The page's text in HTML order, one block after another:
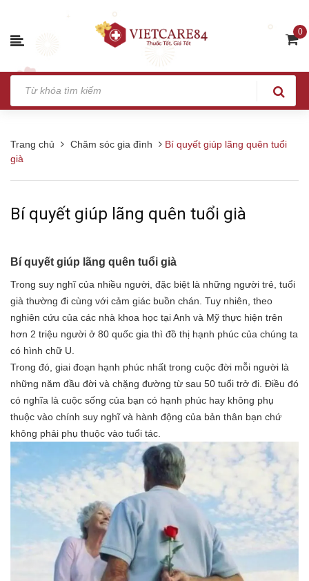
0
Trang chủ Chăm sóc gia đình
Bí quyết giúp lãng quên tuổi
già
Bí quyết giúp lãng quên tuổi già
Bí quyết giúp lãng quên tuổi già
Trong suy nghĩ của nhiều người, đặc biệt là những người trẻ, tuổi
già thường đi cùng với cảm giác buồn chán. Tuy nhiên, theo
nghiên cứu của các nhà khoa học tại Anh và Mỹ thực hiện trên
hơn 2 triệu người ở 80 quốc gia thì đồ thị hạnh phúc của chúng ta
có hình chữ U.
Trong đó, giai đoạn hạnh phúc nhất trong cuộc đời mỗi người là
những năm đầu đời và chặng đường từ sau 50 tuổi trở đi. Điều đó
có nghĩa là cuộc sống của bạn có hạnh phúc hay không phụ
thuộc vào chính suy nghĩ và hành động của bản thân bạn chứ
không phải phụ thuộc vào tuổi tác.